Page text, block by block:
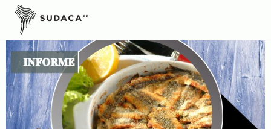
Skip
content